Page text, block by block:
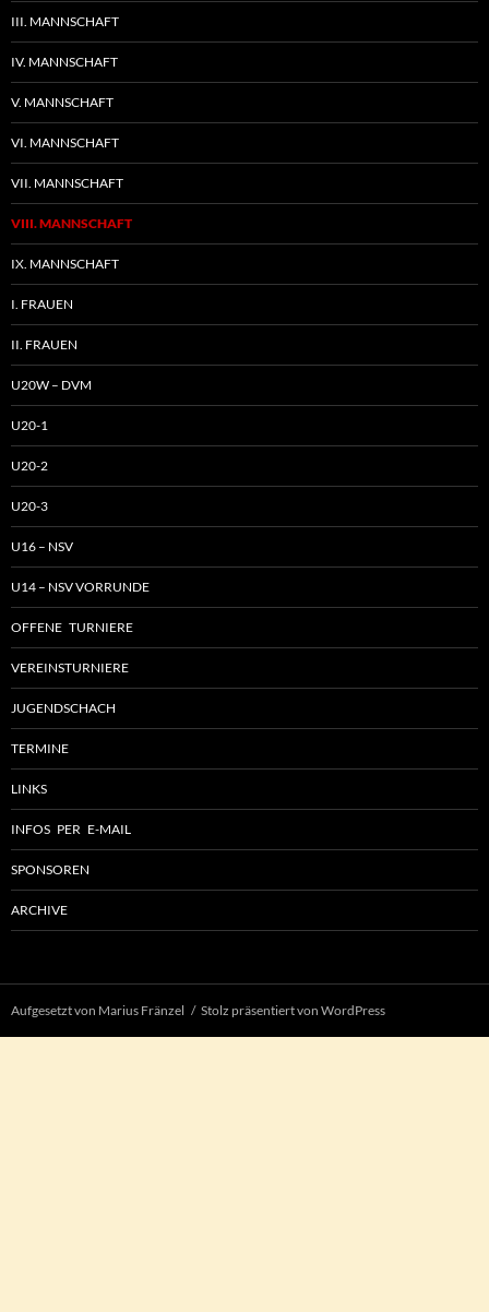
III. MANNSCHAFT
IV. MANNSCHAFT
V. MANNSCHAFT
VI. MANNSCHAFT
VII. MANNSCHAFT
VIII. MANNSCHAFT
IX. MANNSCHAFT
I. FRAUEN
II. FRAUEN
U20W – DVM
U20-1
U20-2
U20-3
U16 – NSV
U14 – NSV VORRUNDE
OFFENE TURNIERE
VEREINSTURNIERE
JUGENDSCHACH
TERMINE
LINKS
INFOS PER E-MAIL
SPONSOREN
ARCHIVE
Aufgesetzt von Marius Fränzel Stolz präsentiert von WordPress